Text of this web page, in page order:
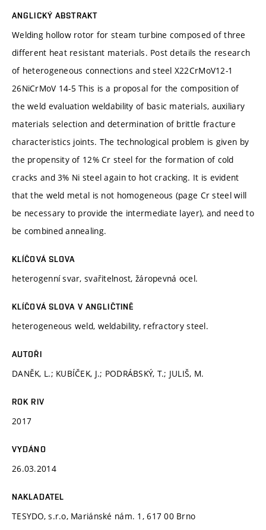
ANGLICKÝ ABSTRAKT
Welding hollow rotor for steam turbine composed of three
different heat resistant materials. Post details the research
of heterogeneous connections and steel X22CrMoV12-1
26NiCrMoV 14-5 This is a proposal for the composition of
the weld evaluation weldability of basic materials, auxiliary
materials selection and determination of brittle fracture
characteristics joints. The technological problem is given by
the propensity of 12% Cr steel for the formation of cold
cracks and 3% Ni steel again to hot cracking. It is evident
that the weld metal is not homogeneous (page Cr steel will
be necessary to provide the intermediate layer), and need to
be combined annealing.
KLÍČOVÁ SLOVA
heterogenní svar, svařitelnost, žáropevná ocel.
KLÍČOVÁ SLOVA V ANGLIČTINĚ
heterogeneous weld, weldability, refractory steel.
AUTOŘI
DANĚK, L.; KUBÍČEK, J.; PODRÁBSKÝ, T.; JULIŠ, M.
ROK RIV
2017
VYDÁNO
26.03.2014
NAKLADATEL
TESYDO, s.r.o, Mariánské nám. 1, 617 00 Brno